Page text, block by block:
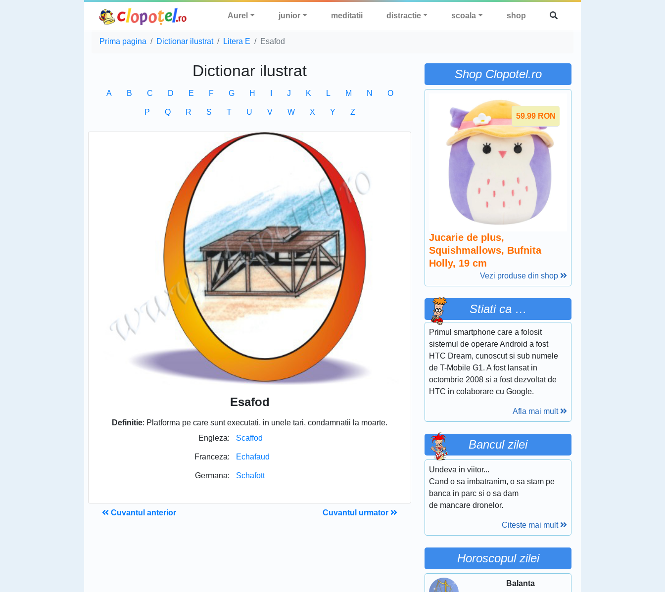
Aurel junior meditatii distractie scoala shop
Prima pagina Dictionar ilustrat Litera E Esafod
Dictionar ilustrat
A B C D E F G H J K L M N O
P Q R S T U V W X Y Z
Esafod
Definitie: Platforma pe care sunt executati, in unele tari, condamnatii la moarte.
Engleza:
Scaffod
Franceza: Echafaud
Germana: Schafott
Cuvantul anterior Cuvantul urmator
Shop Clopotel.ro
59.99 RON
Jucarie de plus,
Squishmallows, Bufnita
Holly, 19 cm
Vezi produse din shop
Stiati ca …
Primul smartphone care a folosit
sistemul de operare Android a fost
HTC Dream, cunoscut si sub numele
de T-Mobile G1. A fost lansat in
octombrie 2008 si a fost dezvoltat de
HTC in colaborare cu Google.
Afla mai mult
Bancul zilei
Undeva in viitor...
Cand o sa imbatranim, o sa stam pe
banca in parc si o sa dam
de mancare dronelor.
Citeste mai mult
Horoscopul zilei
Balanta